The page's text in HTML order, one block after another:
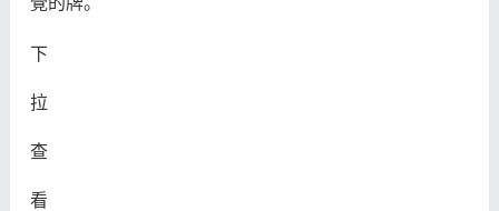
下
拉
查
看